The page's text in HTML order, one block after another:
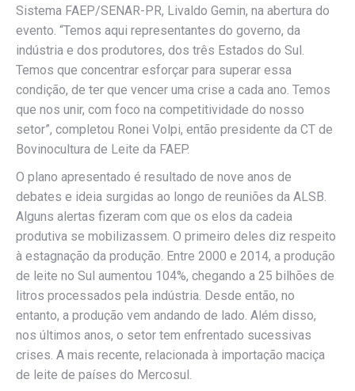
Sistema FAEP/SENAR-PR, Livaldo Gemin, na abertura do
evento. “Temos aqui representantes do governo, da
indústria e dos produtores, dos três Estados do Sul.
Temos que concentrar esforçar para superar essa
condição, de ter que vencer uma crise a cada ano. Temos
que nos unir, com foco na competitividade do nosso
setor”, completou Ronei Volpi, então presidente da CT de
Bovinocultura de Leite da FAEP.
O plano apresentado é resultado de nove anos de
debates e ideia surgidas ao longo de reuniões da ALSB.
Alguns alertas fizeram com que os elos da cadeia
produtiva se mobilizassem. O primeiro deles diz respeito
à estagnação da produção. Entre 2000 e 2014, a produção
de leite no Sul aumentou 104%, chegando a 25 bilhões de
litros processados pela indústria. Desde então, no
entanto, a produção vem andando de lado. Além disso,
nos últimos anos, o setor tem enfrentado sucessivas
crises. A mais recente, relacionada à importação maciça
de leite de países do Mercosul.